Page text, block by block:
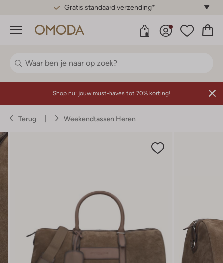
Gratis standaard verzending*
Menu
Shop nu: jouw must-haves tot 70% korting!
Terug Weekendtassen Heren